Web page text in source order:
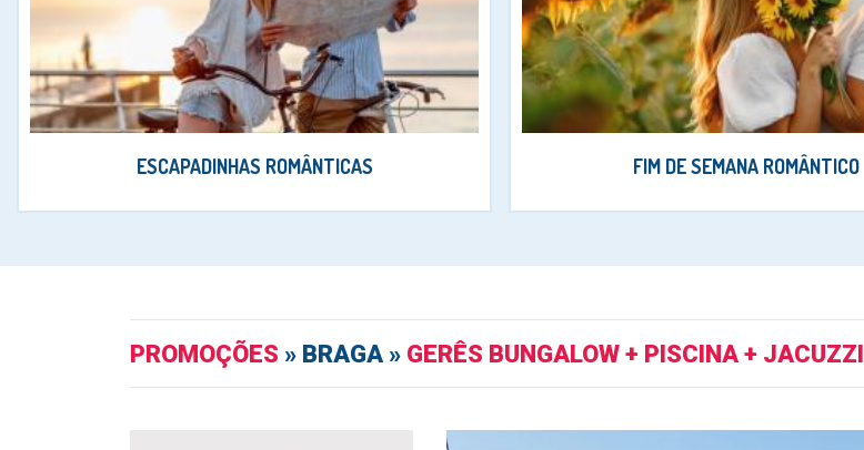
ESCAPADINHAS ROMÂNTICAS FIM DE SEMANA ROMÂNTICO
PROMOÇÕES » BRAGA » GERÊS BUNGALOW + PISCINA + JACUZZI